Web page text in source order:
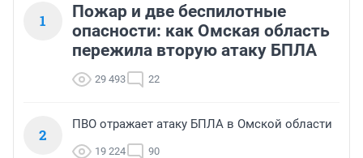
1
Пожар и две беспилотные
опасности: как Омская область
пережила вторую атаку БПЛА
29 493 22
2
ПВО отражает атаку БПЛА в Омской области
19 224 90